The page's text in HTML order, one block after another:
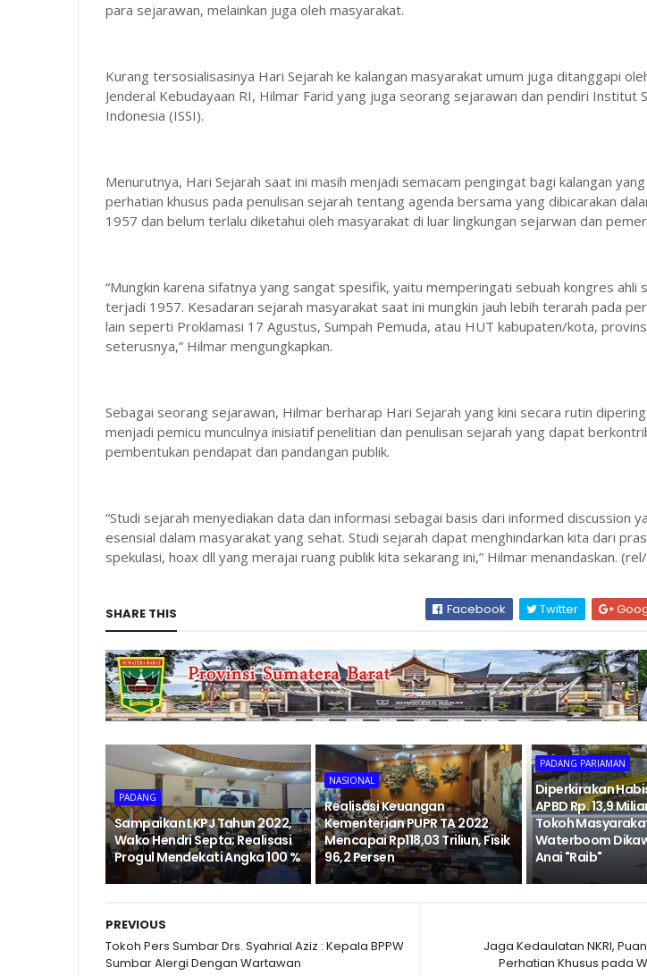
para sejarawan, melainkan juga oleh masyarakat.
Kurang tersosialisasinya Hari Sejarah ke kalangan masyarakat umum juga ditanggapi
Jenderal Kebudayaan RI, Hilmar Farid yang juga seorang sejarawan dan pendiri Institut
Indonesia (ISSI).
Menurutnya, Hari Sejarah saat ini masih menjadi semacam pengingat bagi kalangan
perhatian khusus pada penulisan sejarah tentang agenda bersama yang dibicarakan
1957 dan belum terlalu diketahui oleh masyarakat di luar lingkungan sejarwan dan
“Mungkin karena sifatnya yang sangat spesifik, yaitu memperingati sebuah kongres ahli
terjadi 1957. Kesadaran sejarah masyarakat saat ini mungkin jauh lebih terarah pada
lain seperti Proklamasi 17 Agustus, Sumpah Pemuda, atau HUT kabupaten/kota,
seterusnya,” Hilmar mengungkapkan.
Sebagai seorang sejarawan, Hilmar berharap Hari Sejarah yang kini secara rutin
menjadi pemicu munculnya inisiatif penelitian dan penulisan sejarah yang dapat
pembentukan pendapat dan pandangan publik.
“Studi sejarah menyediakan data dan informasi sebagai basis dari informed discussion
esensial dalam masyarakat yang sehat. Studi sejarah dapat menghindarkan kita dari
spekulasi, hoax dll yang merajai ruang publik kita sekarang ini,” Hilmar menandaskan.
SHARE THIS Facebook Twitter
PADANG
Sampaikan LKPJ Tahun 2022,
Wako Hendri Septa; Realisasi
Progul Mendekati Angka 100 %
NASIONAL
Realisasi Keuangan
Kementerian PUPR TA 2022
Mencapai Rp118,03 Triliun, Fisik
96,2 Persen
PADANG PARIAMAN
Diperkirakan
APBD Rp. 13,9
Tokoh
Waterboom
Anai "Raib"
Jaga Kedaulatan NKRI,
Perhatian Khusus pada
PREVIOUS
Tokoh Pers Sumbar Drs. Syahrial Aziz : Kepala BPPW
Sumbar Alergi Dengan Wartawan